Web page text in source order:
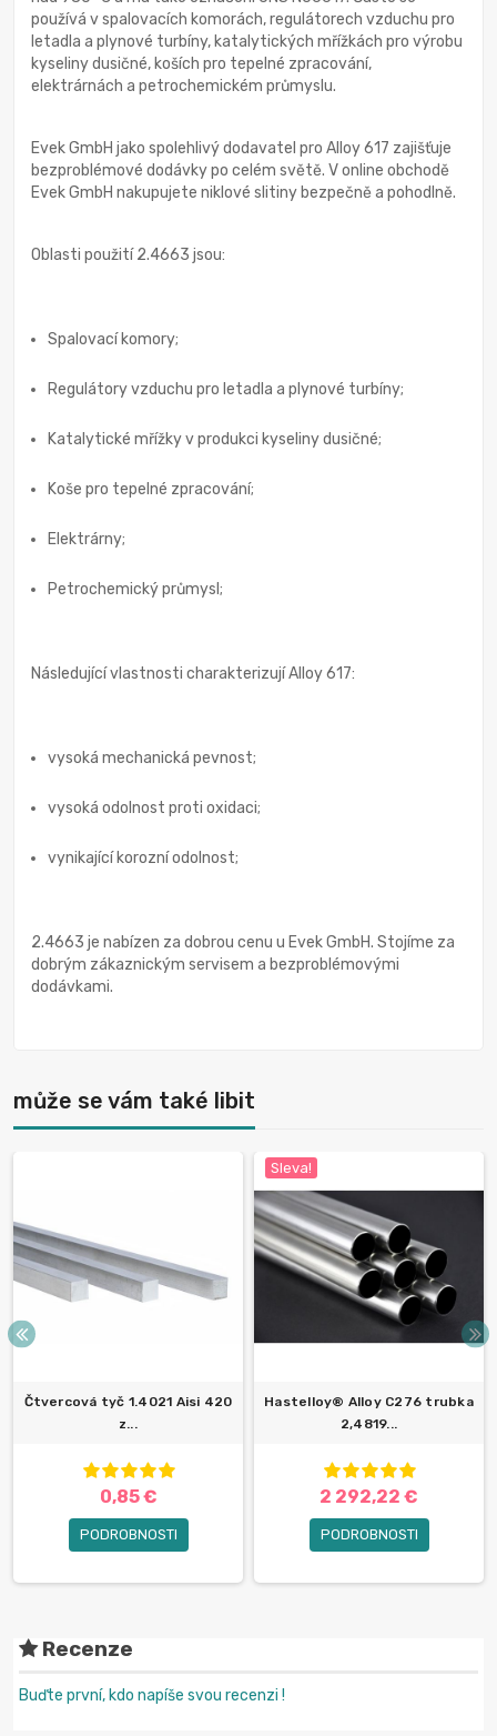
používá v spalovacích komorách, regulátorech vzduchu pro
letadla a plynové turbíny, katalytických mřížkách pro výrobu
kyseliny dusičné, koších pro tepelné zpracování,
elektrárnách a petrochemickém průmyslu.
Evek GmbH jako spolehlivý dodavatel pro Alloy 617 zajišťuje
bezproblémové dodávky po celém světě. V online obchodě
Evek GmbH nakupujete niklové slitiny bezpečně a pohodlně.
Oblasti použití 2.4663 jsou:
Spalovací komory;
Regulátory vzduchu pro letadla a plynové turbíny;
Katalytické mřížky v produkci kyseliny dusičné;
Koše pro tepelné zpracování;
Elektrárny;
Petrochemický průmysl;
Následující vlastnosti charakterizují Alloy 617:
vysoká mechanická pevnost;
vysoká odolnost proti oxidaci;
vynikající korozní odolnost;
2.4663 je nabízen za dobrou cenu u Evek GmbH. Stojíme za
dobrým zákaznickým servisem a bezproblémovými
dodávkami.
může se vám také libit
Čtvercová tyč 1.4021 Aisi 420
z...
0,85 €
PODROBNOSTI
Sleva!
Hastelloy® Alloy C276 trubka
2,4819...
2 292,22 €
PODROBNOSTI
Recenze
Buďte první, kdo napíše svou recenzi !